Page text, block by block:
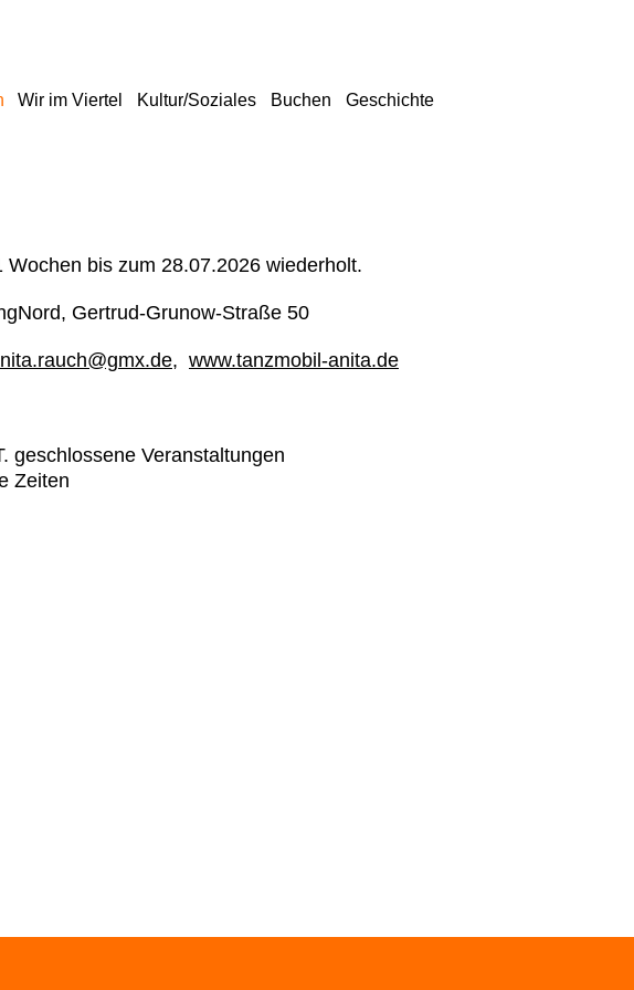
Wir im Viertel Kultur/Soziales Buchen Geschichte
Wochen bis zum 28.07.2026 wiederholt.
Gertrud-Grunow-Straße 50
, www.tanzmobil-anita.de
geschlossene Veranstaltungen
Zeiten